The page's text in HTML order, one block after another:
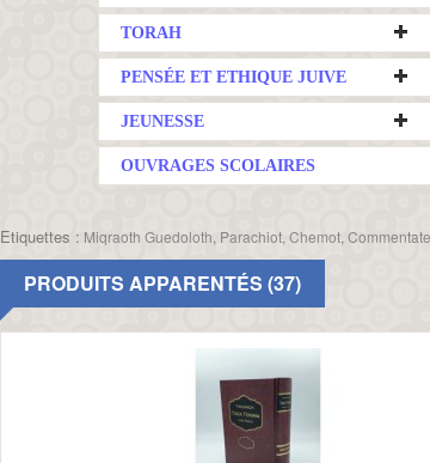
TORAH
PENSÉE ET ETHIQUE JUIVE
JEUNESSE
OUVRAGES SCOLAIRES
Etiquettes : Miqraoth Guedoloth, Parachiot Chemot,
PRODUITS APPARENTÉS (37)